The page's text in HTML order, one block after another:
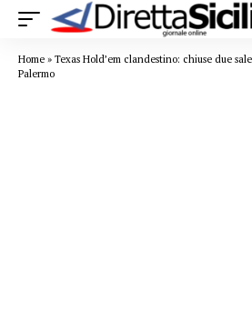
Home » Texas Hold’em clandestino: chiuse due
Palermo